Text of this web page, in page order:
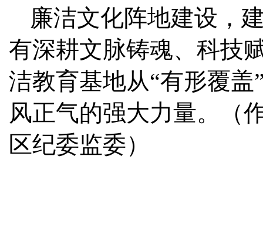
廉洁文化阵地建设，
有深耕文脉铸魂、科技
洁教育基地从“有形覆
风正气的强大力量。（
区纪委监委）